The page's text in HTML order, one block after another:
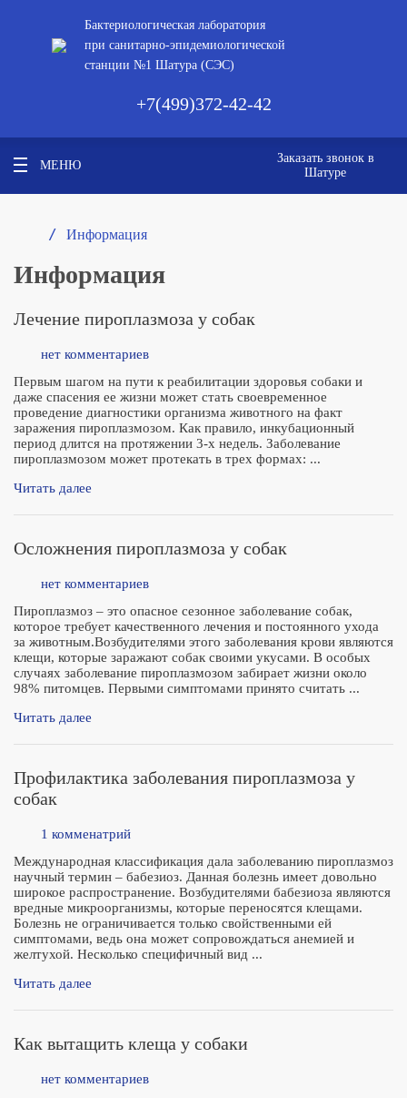
Бактериологическая лаборатория
при санитарно-эпидемиологической
станции №1 Шатура (СЭС)
+7(499)372-42-42
МЕНЮ
Заказать звонок в
Шатуре
/ Информация
Информация
Лечение пироплазмоза у собак
нет комментариев
Первым шагом на пути к реабилитации здоровья собаки и
даже спасения ее жизни может стать своевременное
проведение диагностики организма животного на факт
заражения пироплазмозом. Как правило, инкубационный
период длится на протяжении 3-х недель. Заболевание
пироплазмозом может протекать в трех формах: ...
Читать далее
Осложнения пироплазмоза у собак
нет комментариев
Пироплазмоз – это опасное сезонное заболевание собак,
которое требует качественного лечения и постоянного ухода
за животным.Возбудителями этого заболевания крови являются
клещи, которые заражают собак своими укусами. В особых
случаях заболевание пироплазмозом забирает жизни около
98% питомцев. Первыми симптомами принято считать ...
Читать далее
Профилактика заболевания пироплазмоза у
собак
1 комменатрий
Международная классификация дала заболеванию пироплазмоз
научный термин – бабезиоз. Данная болезнь имеет довольно
широкое распространение. Возбудителями бабезиоза являются
вредные микроорганизмы, которые переносятся клещами.
Болезнь не ограничивается только свойственными ей
симптомами, ведь она может сопровождаться анемией и
желтухой. Несколько специфичный вид ...
Читать далее
Как вытащить клеща у собаки
нет комментариев